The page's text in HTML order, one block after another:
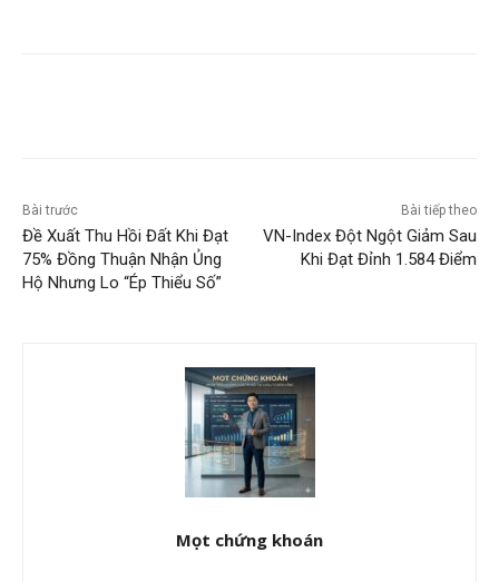
Bài trước
Đề Xuất Thu Hồi Đất Khi Đạt
75% Đồng Thuận Nhận Ủng
Hộ Nhưng Lo “Ép Thiểu Số”
Bài tiếp theo
VN-Index Đột Ngột Giảm Sau
Khi Đạt Đỉnh 1.584 Điểm
Mọt chứng khoán